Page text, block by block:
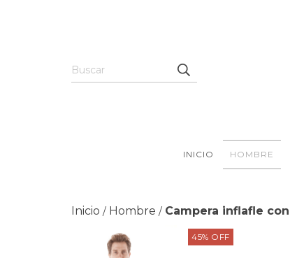
INICIO HOMBRE
Inicio / Hombre / Campera inflafle
45% OFF